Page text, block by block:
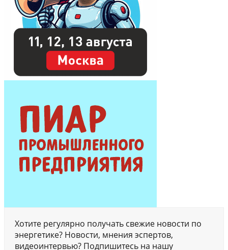
Хотите регулярно получать свежие новости по
энергетике? Новости, мнения эспертов,
видеоинтервью? Подпишитесь на нашу